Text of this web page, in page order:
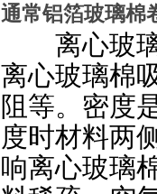
通常铝箔玻璃棉
离心玻璃
离心玻璃棉
阻等。密度
度时材料两
响离心玻璃